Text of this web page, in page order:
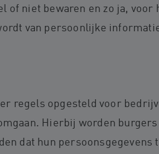
of niet bewaren en zo ja,
van persoonlijke
regels opgesteld voor
Hierbij worden
dat hun